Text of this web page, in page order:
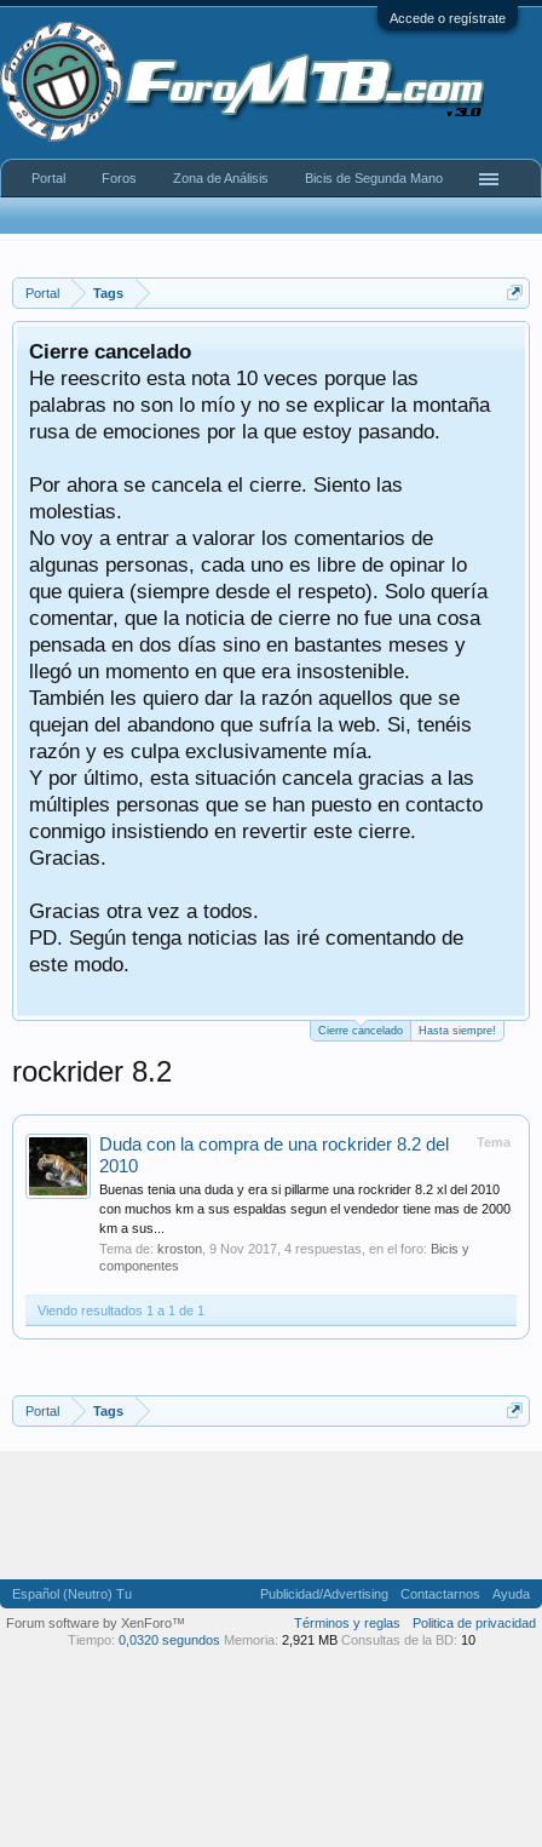
Accede o regístrate
Portal Tags
Cierre cancelado
He reescrito esta nota 10 veces porque las
palabras no son lo mío y no se explicar la montaña
rusa de emociones por la que estoy pasando.
Por ahora se cancela el cierre. Siento las
molestias.
No voy a entrar a valorar los comentarios de
algunas personas, cada uno es libre de opinar lo
que quiera (siempre desde el respeto). Solo quería
comentar, que la noticia de cierre no fue una cosa
pensada en dos días sino en bastantes meses y
llegó un momento en que era insostenible.
También les quiero dar la razón aquellos que se
quejan del abandono que sufría la web. Si, tenéis
razón y es culpa exclusivamente mía.
Y por último, esta situación cancela gracias a las
múltiples personas que se han puesto en contacto
conmigo insistiendo en revertir este cierre.
Gracias.
Gracias otra vez a todos.
PD. Según tenga noticias las iré comentando de
este modo.
Cierre cancelado Hasta siempre!
rockrider 8.2
Tema
Duda con la compra de una rockrider 8.2 del
2010
Buenas tenia una duda y era si pillarme una rockrider 8.2 xl del 2010
con muchos km a sus espaldas segun el vendedor tiene mas de 2000
km a sus...
Tema de: kroston 9 Nov 2017 , 4 respuestas, en el foro: Bicis y
componentes
Viendo resultados 1 a 1 de 1
Portal Tags
Portal Foros Zona de Análisis Bicis de Segunda Mano
Español (Neutro) Tu Publicidad/Advertising Contactarnos
Ayuda
Términos y reglas
Politica de privacidad
Forum software by XenForo™
Tiempo: 0,0320 segundos Memoria: 2,921 MB Consultas de la BD: 10